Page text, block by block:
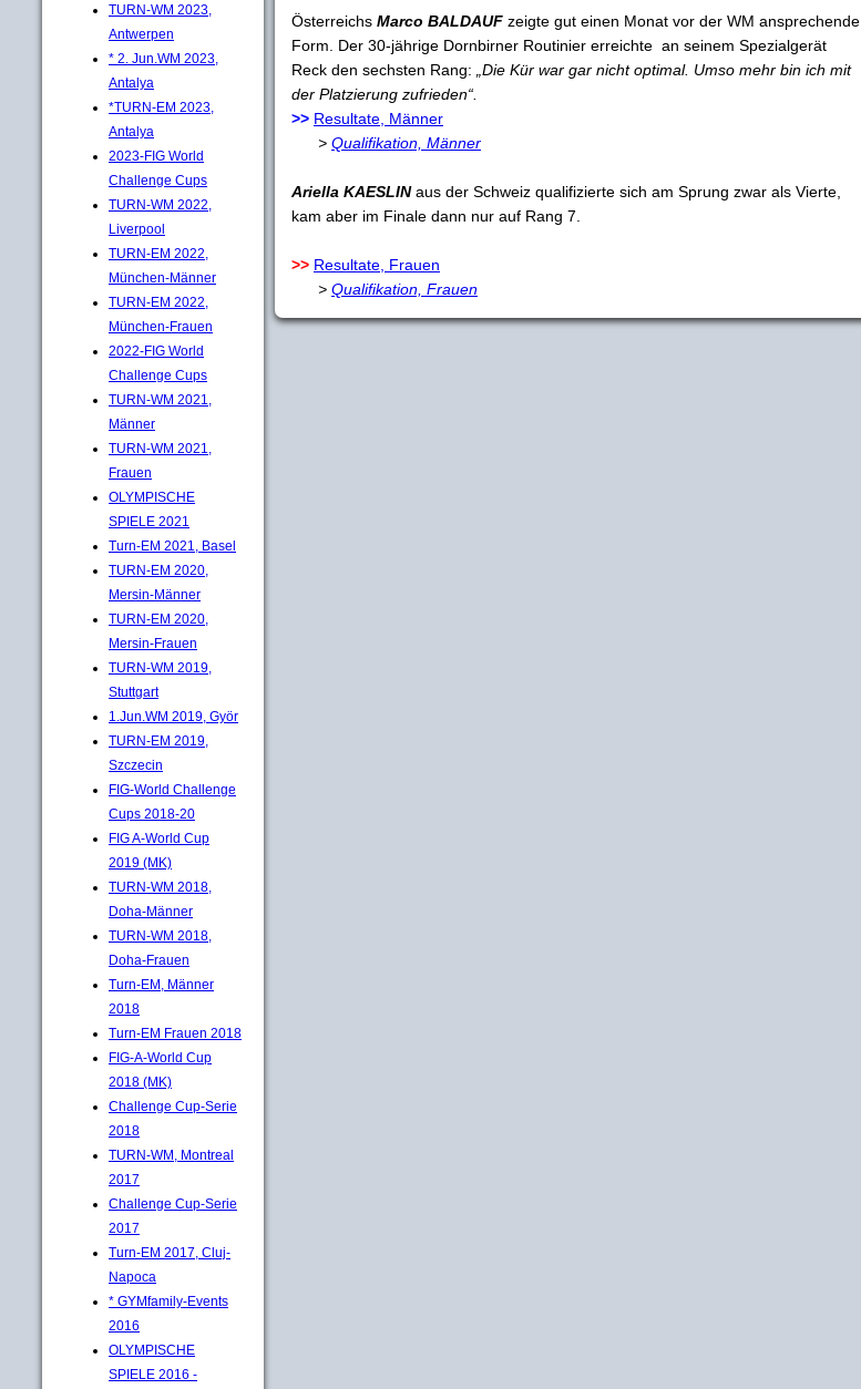
TURN-WM 2023,
Antwerpen
* 2. Jun.WM 2023,
Antalya
*TURN-EM 2023,
Antalya
2023-FIG World
Challenge Cups
TURN-WM 2022,
Liverpool
TURN-EM 2022,
München-Männer
TURN-EM 2022,
München-Frauen
2022-FIG World
Challenge Cups
TURN-WM 2021,
Männer
TURN-WM 2021,
Frauen
OLYMPISCHE
SPIELE 2021
Turn-EM 2021, Basel
TURN-EM 2020,
Mersin-Männer
TURN-EM 2020,
Mersin-Frauen
TURN-WM 2019,
Stuttgart
1.Jun.WM 2019, Györ
TURN-EM 2019,
Szczecin
FIG-World Challenge
Cups 2018-20
FIG A-World Cup
2019 (MK)
TURN-WM 2018,
Doha-Männer
TURN-WM 2018,
Doha-Frauen
Turn-EM, Männer
2018
Turn-EM Frauen 2018
FIG-A-World Cup
2018 (MK)
Challenge Cup-Serie
2018
TURN-WM, Montreal
2017
Challenge Cup-Serie
2017
Turn-EM 2017, Cluj-
Napoca
* GYMfamily-Events
2016
OLYMPISCHE
SPIELE 2016 -
Österreichs Marco BALDAUF zeigte gut einen Monat vor der WM ansprechende
Form. Der 30-jährige Dornbirner Routinier erreichte an seinem Spezialgerät
Reck den sechsten Rang: „Die Kür war gar nicht optimal. Umso mehr bin ich mit
der Platzierung zufrieden“.
>> Resultate, Männer
> Qualifikation, Männer
Ariella KAESLINaus der Schweiz qualifizierte sich am Sprung zwar als Vierte,
kam aber im Finale dann nur auf Rang 7.
>> Resultate, Frauen
> Qualifikation, Frauen